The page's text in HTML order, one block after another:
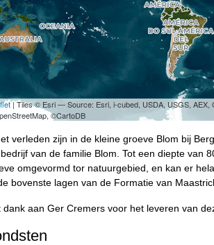
| Tiles © Esri — Source: Esri, i-cubed, USDA, USGS, AEX,
©CartoDB
verleden zijn in de kleine groeve Blom bij
van de familie Blom. Tot een diepte van
omgevormd tor natuurgebied, en kan er
bovenste lagen van de Formatie van
dank aan Ger Cremers voor het leveren van